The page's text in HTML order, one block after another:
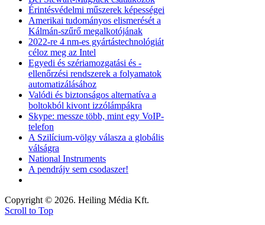
Érintésvédelmi műszerek képességei
Amerikai tudományos elismerését a
Kálmán-szűrő megalkotójának
2022-re 4 nm-es gyártástechnológiát
céloz meg az Intel
Egyedi és szériamozgatási és -
ellenőrzési rendszerek a folyamatok
automatizálásához
Valódi és biztonságos alternatíva a
boltokból kivont izzólámpákra
Skype: messze több, mint egy VoIP-
telefon
A Szilícium-völgy válasza a globális
válságra
National Instruments
A pendrájv sem csodaszer!
Copyright © 2026. Heiling Média Kft.
Scroll to Top